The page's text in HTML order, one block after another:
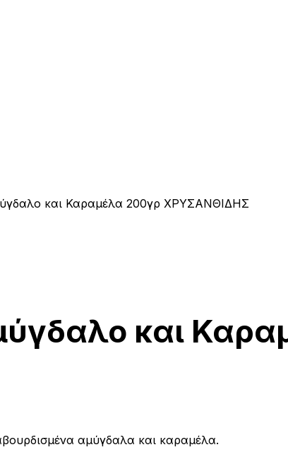
και Καραμέλα 200γρ ΧΡΥΣΑΝΘΙΔΗΣ
και
αμύγδαλα και καραμέλα.